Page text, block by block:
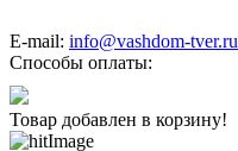
E-mail: info@vashdom-tver.ru
Способы оплаты:
Товар добавлен в корзину!